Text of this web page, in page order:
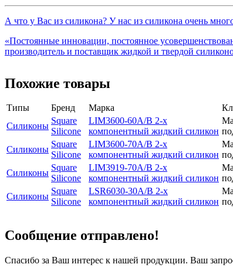
А что у Вас из силикона? У нас из силикона очень
«Постоянные инновации, постоянное
производитель и поставщик жидкой и твердой
Похожие товары
Типы Бренд Марка
Силиконы
Square
Silicone
LIM3600-60A/B 2-х
компонентный жидкий силикон
Силиконы
Square
Silicone
LIM3600-70A/B 2-х
компонентный жидкий силикон
Силиконы
Square
Silicone
LIM3919-70A/B 2-х
компонентный жидкий силикон
Силиконы
Square
Silicone
LSR6030-30A/B 2-х
компонентный жидкий силикон
Сообщение отправлено!
Спасибо за Ваш интерес к нашей продукции. Ваш